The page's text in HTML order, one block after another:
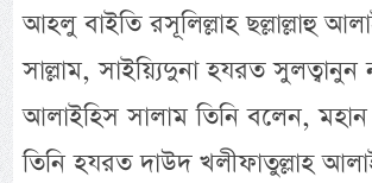
আহলু বাইতি রসূলিল্লাহ ছল্লাল্লাহু
সাল্লাম, সাইয়্যিদুনা হযরত সুলত্বানুন
আলাইহিস সালাম তিনি বলেন,
তিনি হযরত দাউদ খলীফাতুল্লাহ